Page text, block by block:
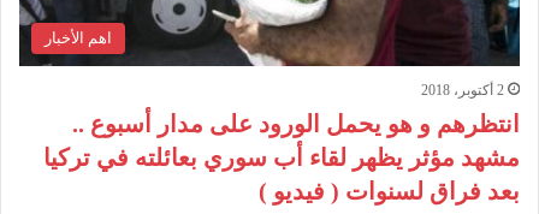
اهم الأخبار
2 أكتوبر، 2018
انتظرهم و هو يحمل الورود على مدار أسبوع ..
مشهد مؤثر يظهر لقاء أب سوري بعائلته في تركيا
بعد فراق لسنوات ( فيديو )